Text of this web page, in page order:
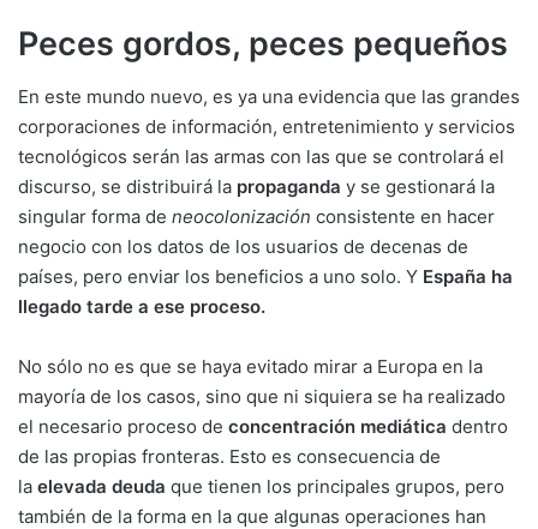
Peces gordos, peces pequeños
En este mundo nuevo, es ya una evidencia que las grandes
corporaciones de información, entretenimiento y servicios
tecnológicos serán las armas con las que se controlará el
discurso, se distribuirá la propaganda y se gestionará la
singular forma de neocolonización consistente en hacer
negocio con los datos de los usuarios de decenas de
países, pero enviar los beneficios a uno solo. Y España ha
llegado tarde a ese proceso.
No sólo no es que se haya evitado mirar a Europa en la
mayoría de los casos, sino que ni siquiera se ha realizado
el necesario proceso de concentración mediática dentro
de las propias fronteras. Esto es consecuencia de
la elevada deuda que tienen los principales grupos, pero
también de la forma en la que algunas operaciones han